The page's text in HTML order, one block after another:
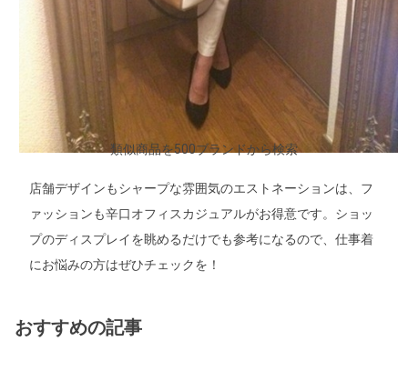
類似商品を500ブランドから検索
店舗デザインもシャープな雰囲気のエストネーションは、フ
ァッションも辛口オフィスカジュアルがお得意です。ショッ
プのディスプレイを眺めるだけでも参考になるので、仕事着
にお悩みの方はぜひチェックを！
おすすめの記事